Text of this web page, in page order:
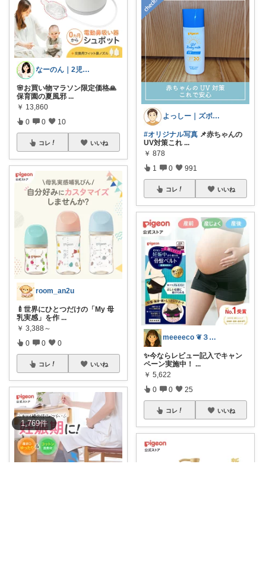
1,769件
なーのん｜2児ワーママ＊育児/時短
🌸お買い物マラソン限定価格🙏
保育園の夏風邪 ...
￥ 13,860
0 0 10
コレ いいね
room_an2u
🍼世界にひとつだけの「My 母
乳実感」を作 ...
￥ 3,388～
0 0 0
コレ いいね
よっしー｜ズボラでもおしゃれに整えたい
#オリジナル写真 📌赤ちゃんの
UV対策これ ...
￥ 878
1 0 991
コレ いいね
meeeeco ❦３児ママ ❦
✨今ならレビュー記入でキャン
ペーン実施中！ ...
￥ 5,622
0 0 25
コレ いいね